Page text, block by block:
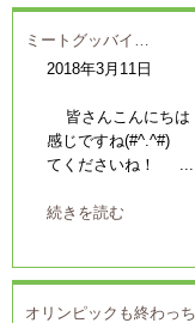
ミートグッバイ…
2018年3月11日
皆さんこんにち
感じですね(#^.^#)
てくださいね！ ...
続きを読む
オリンピックも終わっ